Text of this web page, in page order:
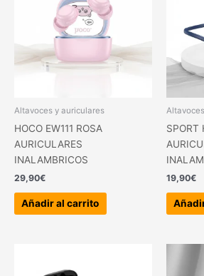
Altavoces y auriculares
HOCO EW111 ROSA
AURICULARES
INALAMBRICOS
29,90€
Añadir al carrito
SPORT
19,90€